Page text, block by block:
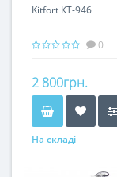
Kitfort КТ-946
0
2 800грн.
На складі